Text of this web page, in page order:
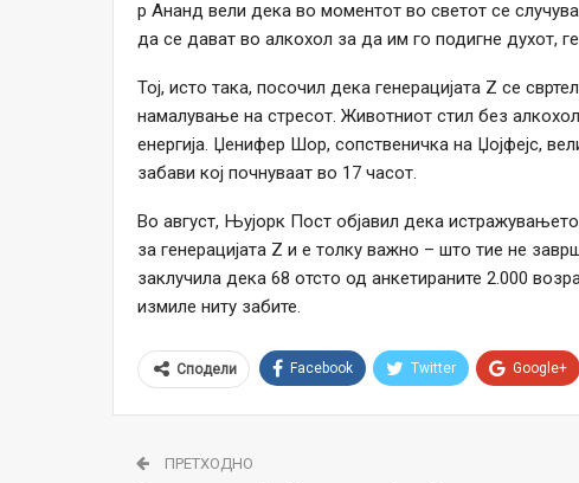
р Ананд вели дека во моментот во светот се
да се дават во алкохол за да им го подигне духот,
Тој, исто така, посочил дека генерацијата Z се
намалување на стресот. Животниот стил без
енергија. Џенифер Шор, сопственичка на Џојфејс,
забави кој почнуваат во 17 часот.
Во август, Њујорк Пост објавил дека
за генерацијата Z и е толку важно – што тие не
заклучила дека 68 отсто од анкетираните 2.000
измиле ниту забите.
Сподели Facebook Twitter Google+
ПРЕТХОДНО